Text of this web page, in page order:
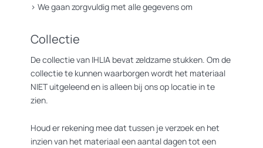
> We gaan zorgvuldig met alle gegevens om
Collectie
De collectie van IHLIA bevat zeldzame stukken. Om de
collectie te kunnen waarborgen wordt het materiaal
NIET uitgeleend en is alleen bij ons op locatie in te
zien.
Houd er rekening mee dat tussen je verzoek en het
inzien van het materiaal een aantal dagen tot een